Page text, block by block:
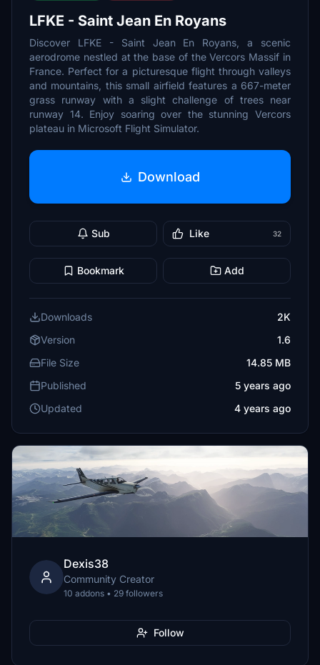
LFKE - Saint Jean En Royans
Discover LFKE - Saint Jean En Royans, a scenic
aerodrome nestled at the base of the Vercors Massif in
France. Perfect for a picturesque flight through valleys
and mountains, this small airfield features a 667-meter
grass runway with a slight challenge of trees near
runway 14. Enjoy soaring over the stunning Vercors
plateau in Microsoft Flight Simulator.
Download
Sub Like 32
Bookmark Add
Downloads
2K
Version
1.6
File Size
14.85 MB
Published
5 years ago
Updated
4 years ago
Dexis38
Community Creator
10 addons • 29 followers
Follow